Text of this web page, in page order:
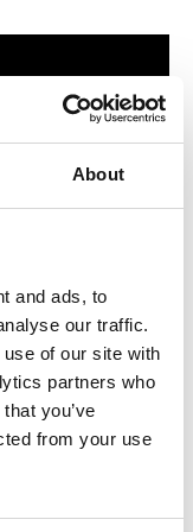
About
and ads, to
our traffic.
of our site with
partners who
you’ve
from your use
klart. Förmodligen
som välkomnar
Trä har allt